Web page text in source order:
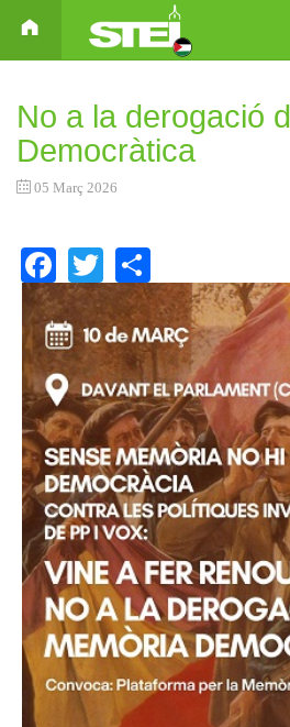
No a la derogació
Democràtica
05 Març 2026
Facebook
Twitter